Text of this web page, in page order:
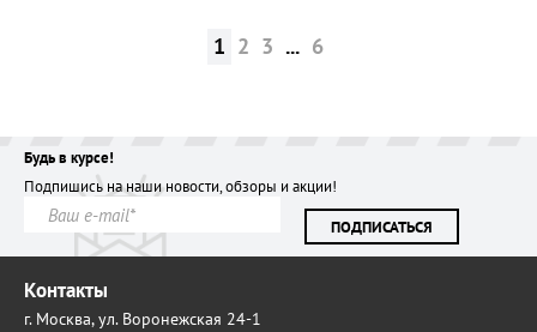
1 2 3 ... 6
Будь в курсе!
Подпишись на наши новости, обзоры и акции!
ПОДПИСАТЬСЯ
Контакты
г. Москва,ул. Воронежская 24-1